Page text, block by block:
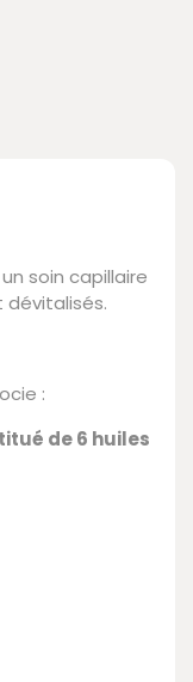
soin capillaire
:
de 6 huiles